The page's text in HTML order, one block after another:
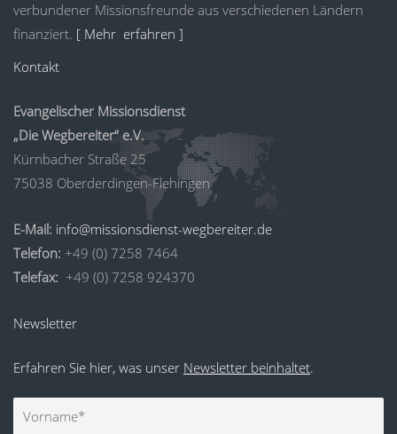
verbundener Missionsfreunde aus verschiedenen Ländern
finanziert. [ Mehr erfahren ]
Kontakt
Evangelischer Missionsdienst
„Die Wegbereiter“ e.V.
Kürnbacher Straße 25
75038 Oberderdingen-Flehingen
E-Mail: info@missionsdienst-wegbereiter.de
Telefon: +49 (0) 7258 7464
Telefax: +49 (0) 7258 924370
Newsletter
Erfahren Sie hier, was unser Newsletter beinhaltet.
Vorname